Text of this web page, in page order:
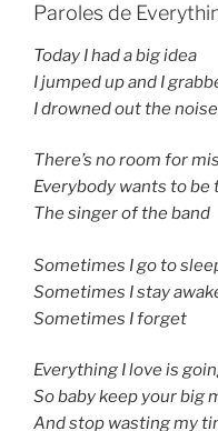
Paroles de
Today I had a big idea
I jumped up and I
I drowned out the noise
There’s no room for
Everybody wants to be
The singer of the band
Sometimes I go to
Sometimes I stay
Sometimes I forget
Everything I love is
So baby keep your big
And stop wasting my